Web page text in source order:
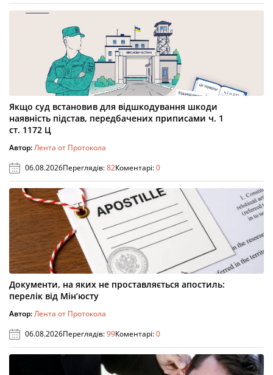
Якщо суд встановив для відшкодування шкоди
наявність підстав, передбачених приписами ч. 1
ст. 1172 Ц
Автор:Лента от Протокола
06.08.2026Переглядів:82Коментарі:0
Документи, на яких не проставляється апостиль:
перелік від Мін’юсту
Автор:Лента от Протокола
06.08.2026Переглядів:99Коментарі:0